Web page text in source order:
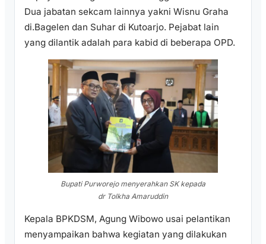
Dua jabatan sekcam lainnya yakni Wisnu Graha
di.Bagelen dan Suhar di Kutoarjo. Pejabat lain
yang dilantik adalah para kabid di beberapa OPD.
Bupati Purworejo menyerahkan SK kepada
dr Tolkha Amaruddin
Kepala BPKDSM, Agung Wibowo usai pelantikan
menyampaikan bahwa kegiatan yang dilakukan